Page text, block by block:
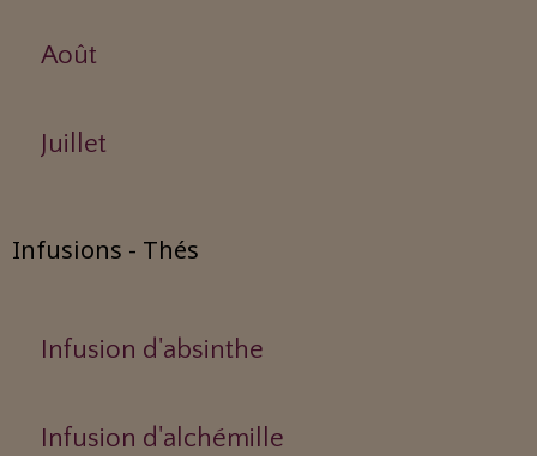
Août
Juillet
Infusions - Thés
Infusion d'absinthe
Infusion d'alchémille